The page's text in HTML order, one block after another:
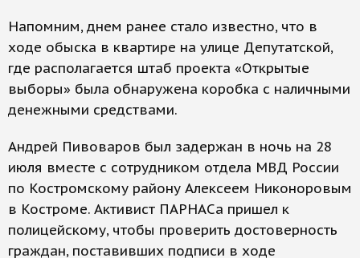
Напомним, днем ранее стало известно, что в
ходе обыска в квартире на улице Депутатской,
где располагается штаб проекта «Открытые
выборы» была обнаружена коробка с наличными
денежными средствами.
Андрей Пивоваров был задержан в ночь на 28
июля вместе с сотрудником отдела МВД России
по Костромскому району Алексеем Никоноровым
в Костроме. Активист ПАРНАСа пришел к
полицейскому, чтобы проверить достоверность
граждан, поставивших подписи в ходе